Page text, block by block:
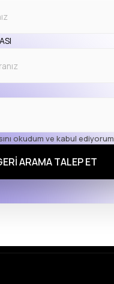
okudum ve kabul ediyorum
ARAMA TALEP ET